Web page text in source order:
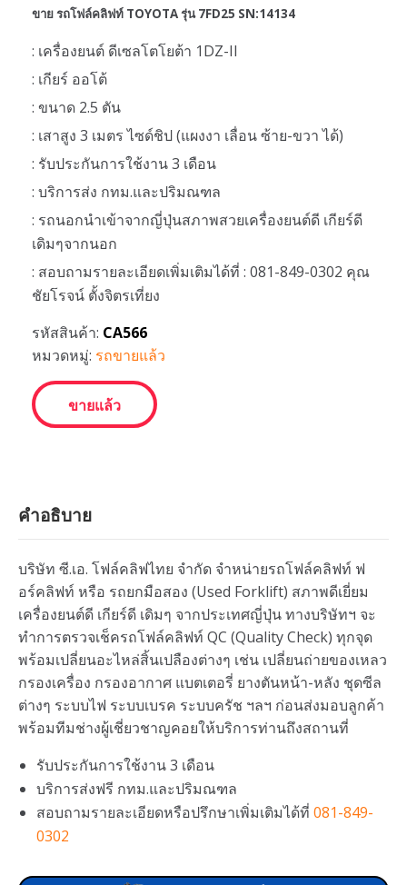
ขาย รถโฟล์คลิฟท์ TOYOTA รุ่น 7FD25 SN:14134
: เครื่องยนต์ ดีเซลโตโยต้า 1DZ-II
: เกียร์ ออโต้
: ขนาด 2.5 ตัน
: เสาสูง 3 เมตร ไซด์ชิป (แผงงา เลื่อน ซ้าย-ขวา ได้)
: รับประกันการใช้งาน 3 เดือน
: บริการส่ง กทม.และปริมณฑล
: รถนอกนำเข้าจากญี่ปุ่นสภาพสวยเครื่องยนต์ดี เกียร์ดี
เดิมๆจากนอก
: สอบถามรายละเอียดเพิ่มเติมได้ที่ : 081-849-0302 คุณ
ชัยโรจน์ ตั้งจิตรเที่ยง
รหัสสินค้า: CA566
หมวดหมู่: รถขายแล้ว
ขายแล้ว
คำอธิบาย
บริษัท ซี.เอ. โฟล์คลิฟไทย จำกัด จำหน่ายรถโฟล์คลิฟท์ ฟ
อร์คลิฟท์ หรือ รถยกมือสอง (Used Forklift) สภาพดีเยี่ยม
เครื่องยนต์ดี เกียร์ดี เดิมๆ จากประเทศญี่ปุ่น ทางบริษัทฯ จะ
ทำการตรวจเช็ครถโฟล์คลิฟท์ QC (Quality Check) ทุกจุด
พร้อมเปลี่ยนอะไหล่สิ้นเปลืองต่างๆ เช่น เปลี่ยนถ่ายของเหลว
กรองเครื่อง กรองอากาศ แบตเตอรี่ ยางตันหน้า-หลัง ชุดซีล
ต่างๆ ระบบไฟ ระบบเบรค ระบบครัช ฯลฯ ก่อนส่งมอบลูกค้า
พร้อมทีมช่างผู้เชี่ยวชาญคอยให้บริการท่านถึงสถานที่
รับประกันการใช้งาน 3 เดือน
บริการส่งฟรี กทม.และปริมณฑล
สอบถามรายละเอียดหรือปรึกษาเพิ่มเติมได้ที่ 081-849-
0302